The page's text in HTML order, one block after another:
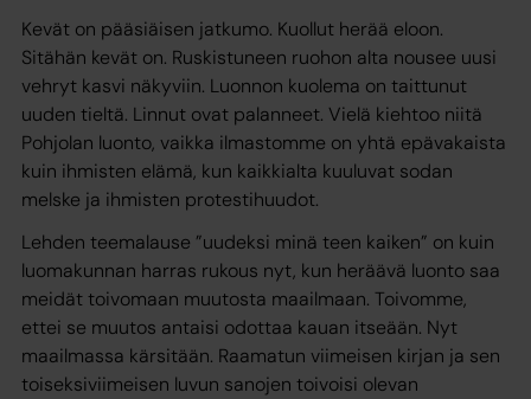
Kevät on pääsiäisen jatkumo. Kuollut herää eloon.
Sitähän kevät on. Ruskistuneen ruohon alta nousee uusi
vehryt kasvi näkyviin. Luonnon kuolema on taittunut
uuden tieltä. Linnut ovat palanneet. Vielä kiehtoo niitä
Pohjolan luonto, vaikka ilmastomme on yhtä epävakaista
kuin ihmisten elämä, kun kaikkialta kuuluvat sodan
melske ja ihmisten protestihuudot.
Lehden teemalause ”uudeksi minä teen kaiken” on kuin
luomakunnan harras rukous nyt, kun heräävä luonto saa
meidät toivomaan muutosta maailmaan. Toivomme,
ettei se muutos antaisi odottaa kauan itseään. Nyt
maailmassa kärsitään. Raamatun viimeisen kirjan ja sen
toiseksiviimeisen luvun sanojen toivoisi olevan